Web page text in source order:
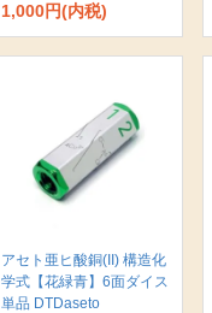
1,000円(内税)
アセト亜ヒ酸銅(II) 構造化
学式【花緑青】6面ダイス
単品 DTDaseto